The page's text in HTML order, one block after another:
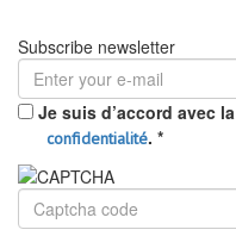
Subscribe newsletter
Je suis d’accord avec la
confidentialité. *